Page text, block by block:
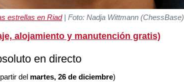
estrellas en Riad| Foto: Nadja Wittmann (ChessBase)
alojamiento y manutención gratis)
en directo
del martes, 26 de diciembre)